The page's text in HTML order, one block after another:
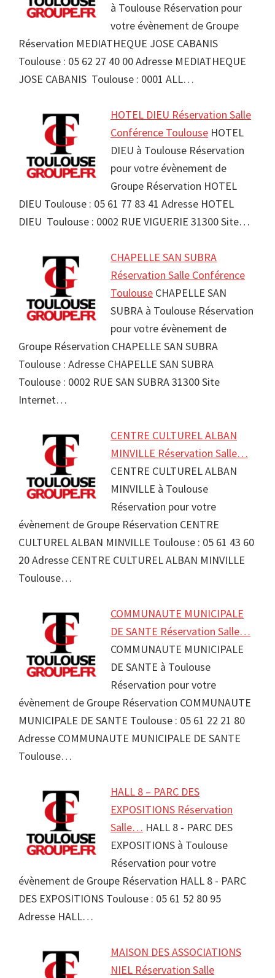
à Toulouse Réservation pour
votre évènement de Groupe
Réservation MEDIATHEQUE JOSE CABANIS
Toulouse : 05 62 27 40 00 Adresse MEDIATHEQUE
JOSE CABANIS Toulouse : 0001 ALL…
HOTEL DIEU Réservation Salle
Conférence Toulouse HOTEL
DIEU à Toulouse Réservation
pour votre évènement de
Groupe Réservation HOTEL
DIEU Toulouse : 05 61 77 83 41 Adresse HOTEL
DIEU Toulouse : 0002 RUE VIGUERIE 31300 Site…
CHAPELLE SAN SUBRA
Réservation Salle Conférence
Toulouse CHAPELLE SAN
SUBRA à Toulouse Réservation
pour votre évènement de
Groupe Réservation CHAPELLE SAN SUBRA
Toulouse : Adresse CHAPELLE SAN SUBRA
Toulouse : 0002 RUE SAN SUBRA 31300 Site
Internet…
CENTRE CULTUREL ALBAN
MINVILLE Réservation Salle…
CENTRE CULTUREL ALBAN
MINVILLE à Toulouse
Réservation pour votre
évènement de Groupe Réservation CENTRE
CULTUREL ALBAN MINVILLE Toulouse : 05 61 43 60
20 Adresse CENTRE CULTUREL ALBAN MINVILLE
Toulouse…
COMMUNAUTE MUNICIPALE
DE SANTE Réservation Salle…
COMMUNAUTE MUNICIPALE
DE SANTE à Toulouse
Réservation pour votre
évènement de Groupe Réservation COMMUNAUTE
MUNICIPALE DE SANTE Toulouse : 05 61 22 21 80
Adresse COMMUNAUTE MUNICIPALE DE SANTE
Toulouse…
HALL 8 – PARC DES
EXPOSITIONS Réservation
Salle… HALL 8 - PARC DES
EXPOSITIONS à Toulouse
Réservation pour votre
évènement de Groupe Réservation HALL 8 - PARC
DES EXPOSITIONS Toulouse : 05 61 52 80 95
Adresse HALL…
MAISON DES ASSOCIATIONS
NIEL Réservation Salle